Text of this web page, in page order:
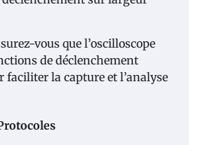
vous que l’oscilloscope
de déclenchement
faciliter la capture et l’analyse